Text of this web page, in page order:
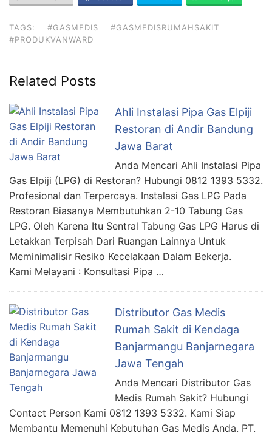
TAGS: #GASMEDIS
#GASMEDISRUMAHSAKIT
#PRODUKVANWARD
Related Posts
Ahli Instalasi Pipa Gas Elpiji
Restoran di Andir Bandung
Jawa Barat
Anda Mencari Ahli Instalasi Pipa
Gas Elpiji (LPG) di Restoran? Hubungi 0812 1393 5332.
Profesional dan Terpercaya. Instalasi Gas LPG Pada
Restoran Biasanya Membutuhkan 2-10 Tabung Gas
LPG. Oleh Karena Itu Sentral Tabung Gas LPG Harus di
Letakkan Terpisah Dari Ruangan Lainnya Untuk
Meminimalisir Resiko Kecelakaan Dalam Bekerja.
Kami Melayani : Konsultasi Pipa …
Distributor Gas Medis
Rumah Sakit di Kendaga
Banjarmangu Banjarnegara
Jawa Tengah
Anda Mencari Distributor Gas
Medis Rumah Sakit? Hubungi
Contact Person Kami 0812 1393 5332. Kami Siap
Membantu Memenuhi Kebutuhan Gas Medis Anda. PT.